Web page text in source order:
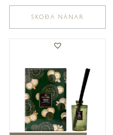
SKOÐA NÁNAR